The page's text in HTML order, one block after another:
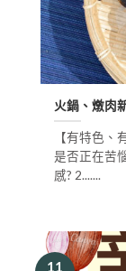
火鍋、燉肉
【有特色、
是否正在苦
感? 2.......
11